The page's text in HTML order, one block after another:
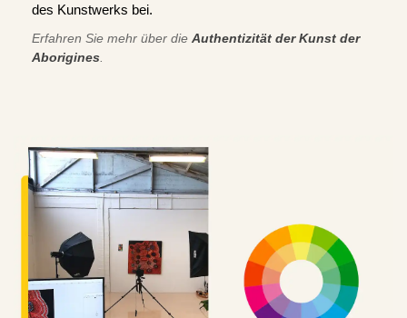
des Kunstwerks bei.
Erfahren Sie mehr über die Authentizität der Kunst der
Aborigines